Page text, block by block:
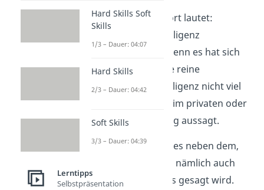
Die kurze Antwort lautet:
Emotionale Intelligenz
. Denn es hat sich
gezeigt, dass die reine
analytische Intelligenz nicht viel
über den Erfolg im privaten oder
beruflichen Alltag aussagt.
Oftmals kommt es neben dem,
was gesagt wird nämlich auch
darauf an, wie es gesagt wird.
Hard Skills Soft
Skills
1/3 – Dauer: 04:07
Hard Skills
2/3 – Dauer: 04:42
Soft Skills
3/3 – Dauer: 04:39
Lerntipps
Selbstpräsentation